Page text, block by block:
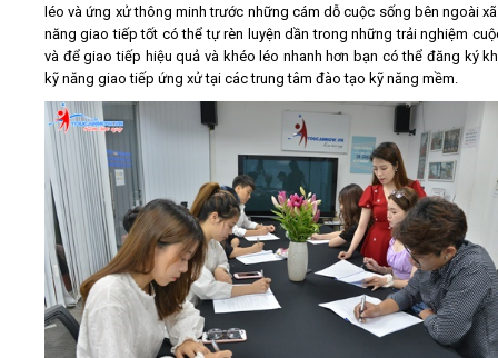
léo và ứng xử thông minh trước những cám dỗ cuộc sống bên ngoài
năng giao tiếp tốt có thể tự rèn luyện dần trong những trải nghiệm
và để giao tiếp hiệu quả và khéo léo nhanh hơn bạn có thể đăng ký
kỹ năng giao tiếp ứng xử tại các trung tâm đào tạo kỹ năng mềm.